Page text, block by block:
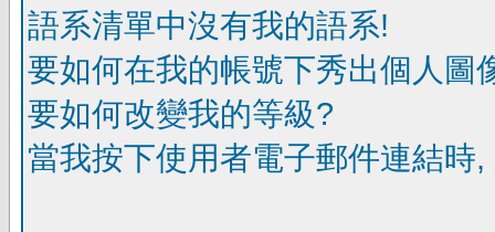
語系清單中沒有我的語系!
要如何在我的帳號下秀出個人圖
要如何改變我的等級?
當我按下使用者電子郵件連結時